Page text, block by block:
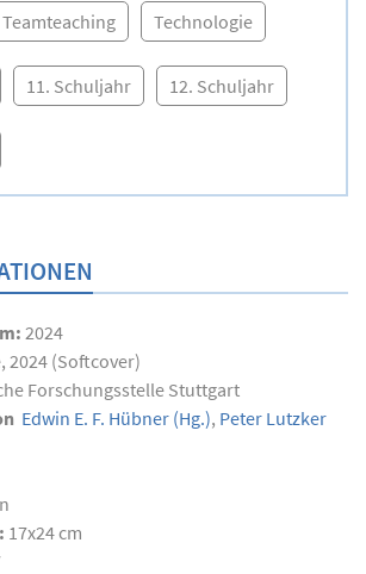
Teamteaching Technologie
11. Schuljahr 12. Schuljahr
2024
2024 (Softcover)
Forschungsstelle Stuttgart
Edwin E. F. Hübner (Hg.), Peter Lutzker
17x24 cm